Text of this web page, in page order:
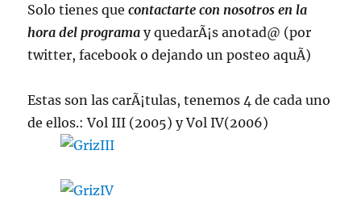
Solo tienes quecontactarte con nosotros en la
hora del programay quedarÃ¡s anotad@ (por
twitter, facebook o dejando un posteo aquÃ­)
Estas son las carÃ¡tulas, tenemos 4 de cada uno
de ellos.: Vol III (2005) y Vol IV(2006)